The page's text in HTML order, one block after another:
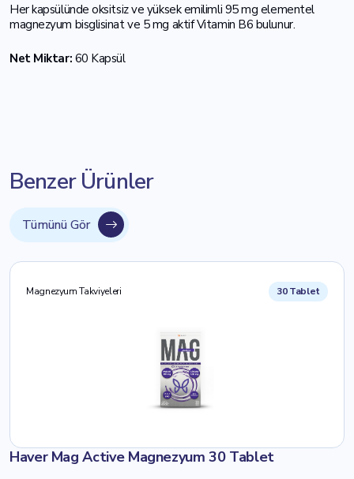
Her kapsülünde oksitsiz ve yüksek emilimli 95 mg elementel
magnezyum bisglisinat ve 5 mg aktif Vitamin B6 bulunur.
Net Miktar: 60 Kapsül
Benzer Ürünler
Tümünü Gör
Magnezyum Takviyeleri 30 Tablet
Haver Mag Active Magnezyum 30 Tablet